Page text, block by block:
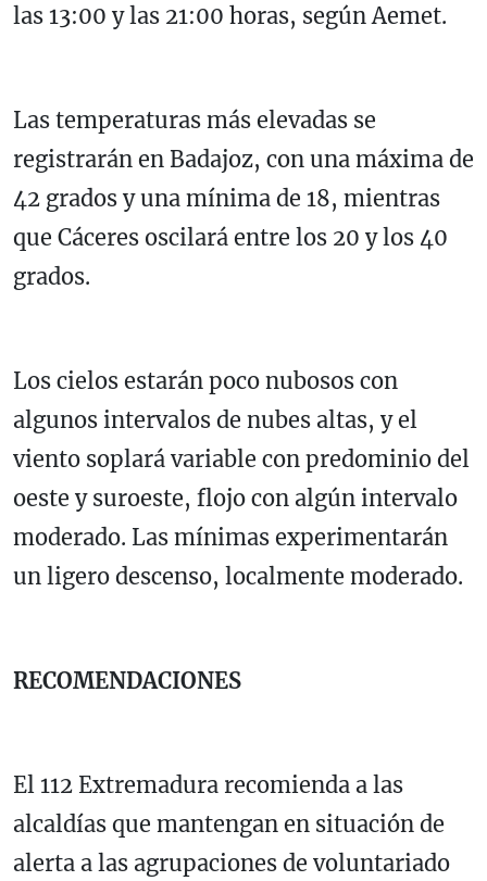
las 13:00 y las 21:00 horas, según Aemet.
Las temperaturas más elevadas se
registrarán en Badajoz, con una máxima de
42 grados y una mínima de 18, mientras
que Cáceres oscilará entre los 20 y los 40
grados.
Los cielos estarán poco nubosos con
algunos intervalos de nubes altas, y el
viento soplará variable con predominio del
oeste y suroeste, flojo con algún intervalo
moderado. Las mínimas experimentarán
un ligero descenso, localmente moderado.
RECOMENDACIONES
El 112 Extremadura recomienda a las
alcaldías que mantengan en situación de
alerta a las agrupaciones de voluntariado